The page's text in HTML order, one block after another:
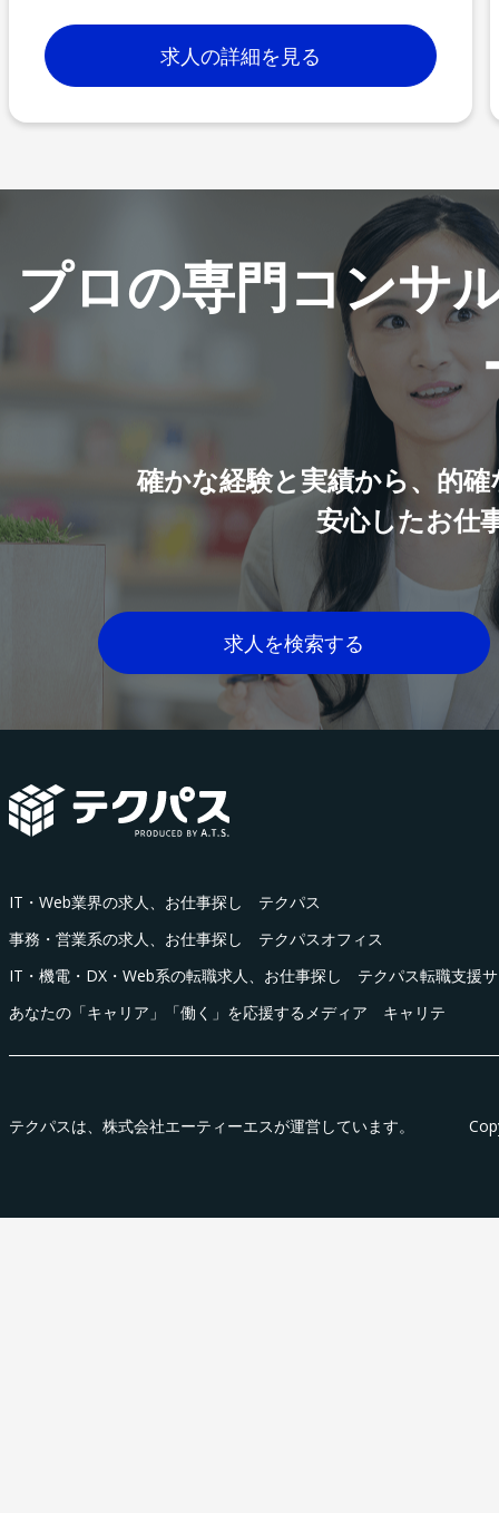
求人の詳細を見る
プロの専門コンサ
確かな経験と実績から、的
安心したお仕
求人を検索する
IT・Web業界の求人、お仕事探し テクパス
事務・営業系の求人、お仕事探し テクパスオフィス
IT・機電・DX・Web系の転職求人、お仕事探し テクパス転職支援
あなたの「キャリア」「働く」を応援するメディア キャリテ
テクパスは、株式会社エーティーエスが運営しています。